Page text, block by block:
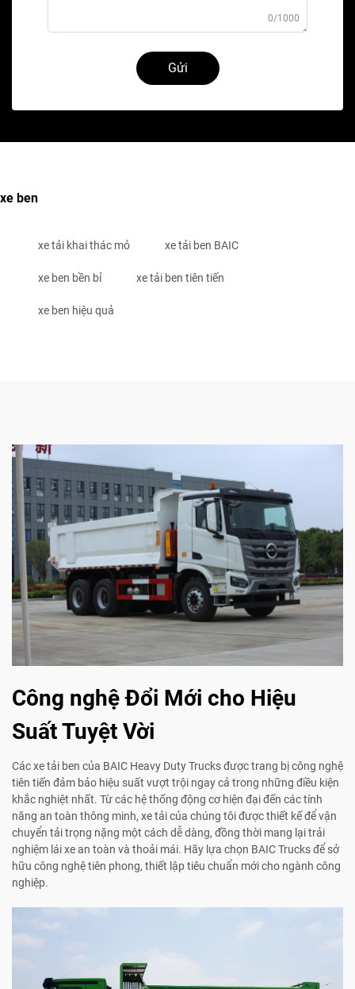
0/1000
Gửi
xe ben
xe tải khai thác mỏ xe tải ben BAIC
xe ben bền bỉ xe tải ben tiên tiến
xe ben hiệu quả
Công nghệ Đổi Mới cho Hiệu
Suất Tuyệt Vời
Các xe tải ben của BAIC Heavy Duty Trucks được trang bị công nghệ
tiên tiến đảm bảo hiệu suất vượt trội ngay cả trong những điều kiện
khắc nghiệt nhất. Từ các hệ thống động cơ hiện đại đến các tính
năng an toàn thông minh, xe tải của chúng tôi được thiết kế để vận
chuyển tải trọng nặng một cách dễ dàng, đồng thời mang lại trải
nghiệm lái xe an toàn và thoải mái. Hãy lựa chọn BAIC Trucks để sở
hữu công nghệ tiên phong, thiết lập tiêu chuẩn mới cho ngành công
nghiệp.